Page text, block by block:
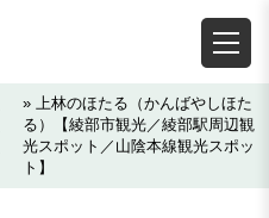
» 上林のほたる（かんばやしほた
る）【綾部市観光／綾部駅周辺観
光スポット／山陰本線観光スポッ
ト】